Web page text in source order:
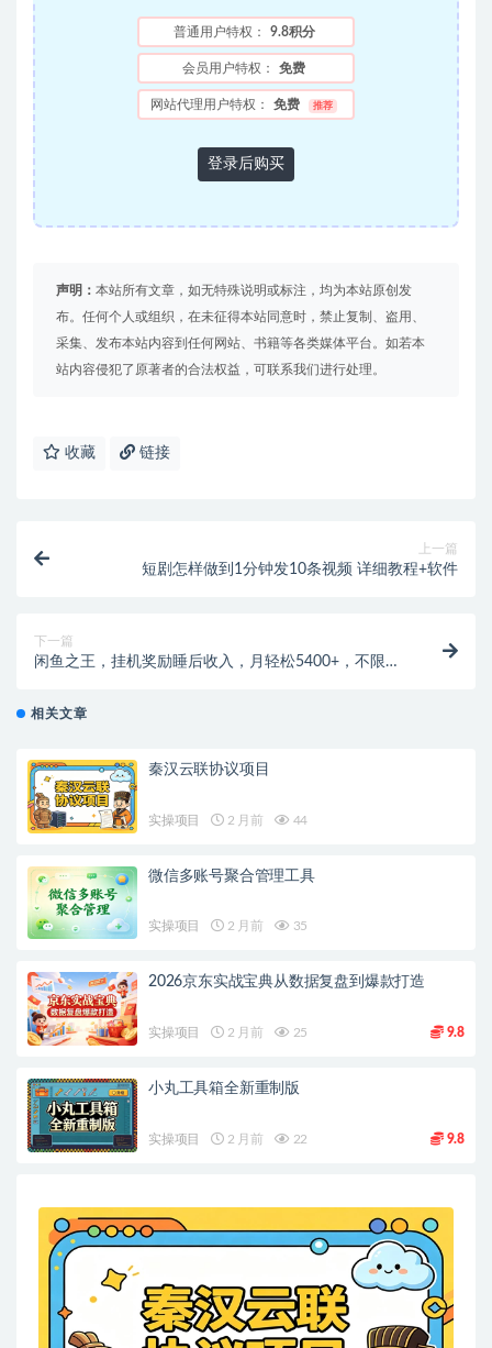
普通用户特权： 9.8积分
会员用户特权： 免费
网站代理用户特权： 免费 推荐
登录后购买
声明： 本站所有文章，如无特殊说明或标注，均为本站原创发
布。任何个人或组织，在未征得本站同意时，禁止复制、盗用、
采集、发布本站内容到任何网站、书籍等各类媒体平台。如若本
站内容侵犯了原著者的合法权益，可联系我们进行处理。
收藏 链接
上一篇
短剧怎样做到1分钟发10条视频 详细教程+软件
下一篇
闲鱼之王，挂机奖励睡后收入，月轻松5400+，不限男
相关文章
秦汉云联协议项目
实操项目 2 月前 44
微信多账号聚合管理工具
实操项目 2 月前 35
2026京东实战宝典从数据复盘到爆款打造
实操项目 2 月前 25 9.8
小丸工具箱全新重制版
实操项目 2 月前 22 9.8